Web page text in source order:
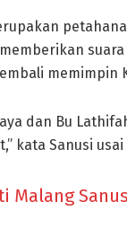
memimpin
dan Bu
kata Sanusi
Malang